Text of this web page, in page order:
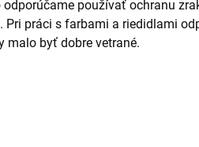
používať ochranu
práci s farbami a riedidlami
malo byť dobre vetrané.